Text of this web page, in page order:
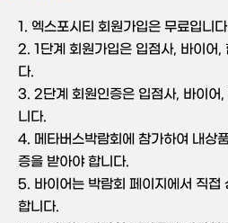
1. 엑스포시티 회원가입은 무료입니
2. 1단계 회원가입은 입점사, 바이어,
다.
3. 2단계 회원인증은 입점사, 바이어
니다.
4. 메타버스박람회에 참가하여 내상
증을 받아야 합니다.
5. 바이어는 박람회 페이지에서 직접
합니다.